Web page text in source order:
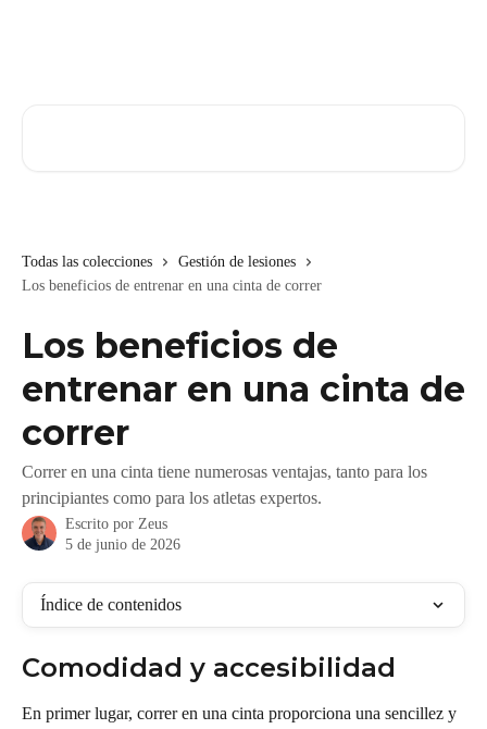
Todas las colecciones
Gestión de lesiones
Los beneficios de entrenar en una cinta de correr
Los beneficios de
entrenar en una cinta de
correr
Correr en una cinta tiene numerosas ventajas, tanto para los
principiantes como para los atletas expertos.
Escrito por Zeus
5 de junio de 2026
Índice de contenidos
Comodidad y accesibilidad
En primer lugar, correr en una cinta proporciona una sencillez y